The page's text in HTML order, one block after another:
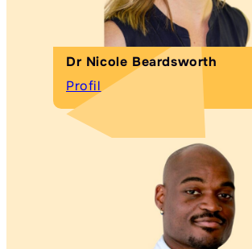
Dr Nicole Beardsworth
Profil